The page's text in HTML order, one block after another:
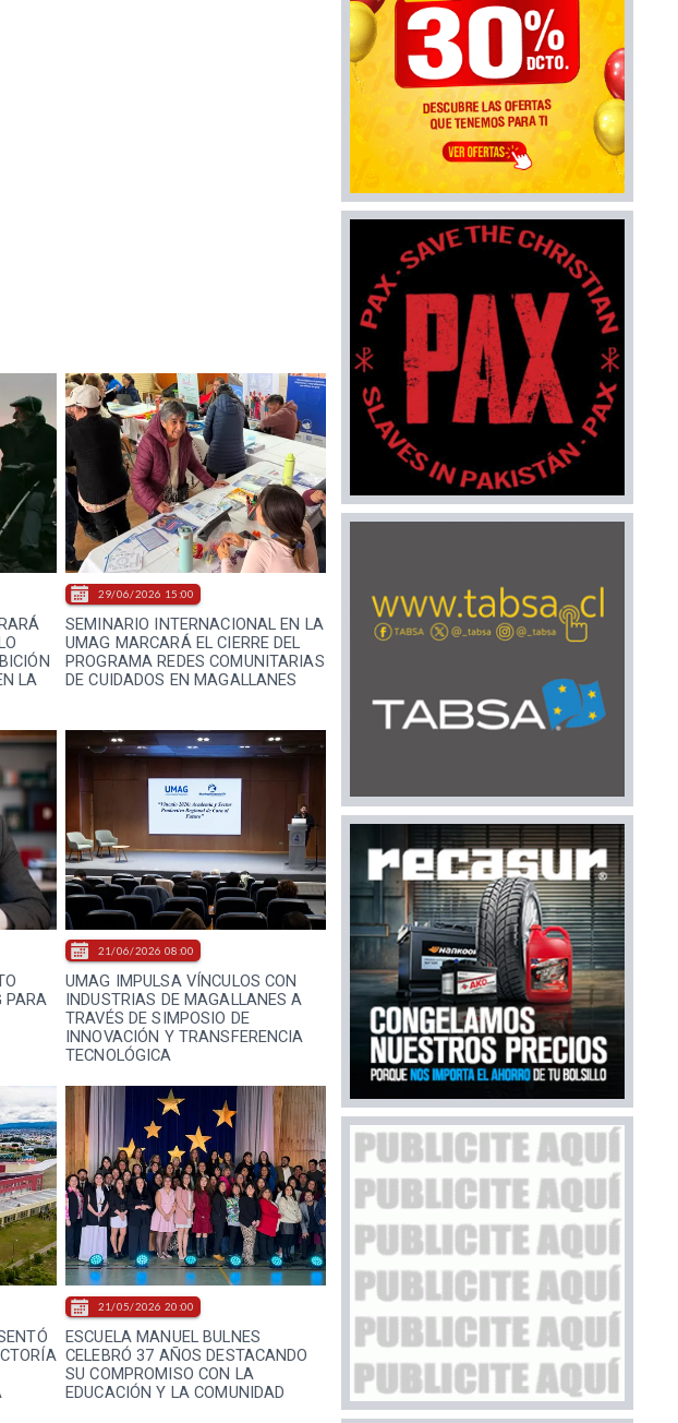
LA
SEMINARIO INTERNACIONAL EN LA
UMAG MARCARÁ EL CIERRE DEL
PROGRAMA REDES COMUNITARIAS
DE CUIDADOS EN MAGALLANES
29/06/2026 15:00
PARA
UMAG IMPULSA VÍNCULOS CON
INDUSTRIAS DE MAGALLANES A
TRAVÉS DE SIMPOSIO DE
INNOVACIÓN Y TRANSFERENCIA
TECNOLÓGICA
21/06/2026 08:00
ESCUELA MANUEL BULNES
CELEBRÓ 37 AÑOS DESTACANDO
SU COMPROMISO CON LA
EDUCACIÓN Y LA COMUNIDAD
21/05/2026 20:00